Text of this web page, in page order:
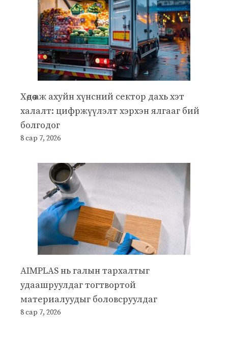
Хөдөө аж ахуйн хүнсний сектор дахь хэт
халалт: цифржүүлэлт хэрхэн ялгааг бий
болгодог
8 сар 7, 2026
AIMPLAS нь галын тархалтыг
удаашруулдаг тогтвортой
материалуудыг боловсруулдаг
8 сар 7, 2026